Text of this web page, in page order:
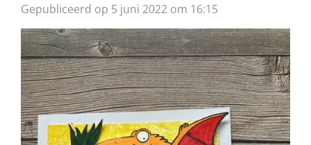
Gepubliceerd op 5 juni 2022 om 16:15